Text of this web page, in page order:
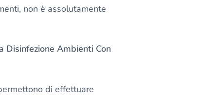
non è assolutamente
Disinfezione Ambienti Con
di effettuare